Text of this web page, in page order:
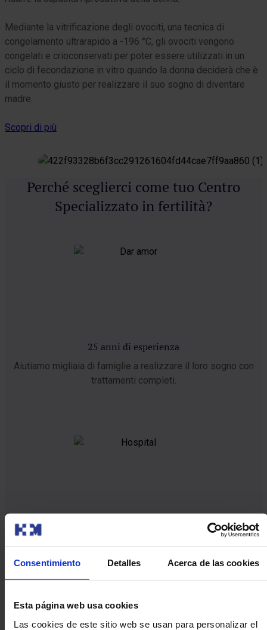
Consentimiento Detalles Acerca de las cookies
Esta página web usa cookies
Las cookies de este sitio web se usan para personalizar el
Mediante la vitrificazione degli ovociti, una tecnica di
congelamento ultrarapido a -196 °C, gli ovociti vengono
congelati e crioconservati per poter essere utilizzati in un
ciclo di fecondazione in vitro quando la donna deciderà che è
il momento giusto per realizzare il suo sogno di diventare
madre.
Scopri di più
Perché sceglierci come tuo Centro
Specializzato in fertilità?
25 anni di esperienza
Aiutiamo migliaia di famiglie a realizzare il loro sogno con
trattamenti completi.
Professionisti altamente qualificati e impegnati nel tuo